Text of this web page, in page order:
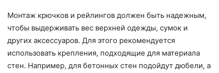
Монтаж крючков и рейлингов должен быть надежным,
чтобы выдерживать вес верхней одежды, сумок и
других аксессуаров. Для этого рекомендуется
использовать крепления, подходящие для материала
стен. Например, для бетонных стен подойдут дюбели, а